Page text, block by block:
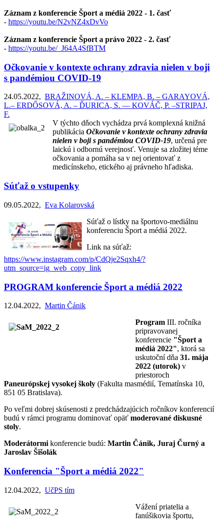
Záznam z konferencie Šport a médiá 2022 - 1. časť
- https://youtu.be/N2vNZ4xDvVo
Záznam z konferencie Šport a právo 2022 - 2. časť
- https://youtu.be/_J64A4SfBTM
Očkovanie v kontexte ochrany zdravia nielen v boji
s pandémiou COVID-19
24.05.2022, BRAŽINOVÁ, A. – KLEMPA, B. – GARAYOVÁ,
L.– ERDŐSOVÁ, A. – ĎURICA, S. –– KOVÁČ, P. –STRIPAJ,
F.
V týchto dňoch vychádza prvá komplexná knižná
publikácia Očkovanie v kontexte ochrany zdravia
nielen v boji s pandémiou COVID-19, určená pre
laickú i odbornú verejnosť. Venuje sa zložitej téme
očkovania a pomáha sa v nej orientovať z
medicínskeho, etického aj právneho hľadiska.
Súťaž o vstupenky
09.05.2022, Eva Kolarovská
Súťaž o lístky na športovo-mediálnu
konferenciu Šport a médiá 2022.
Link na súťaž:
https://www.instagram.com/p/CdQje2Sqxh4/?
utm_source=ig_web_copy_link
PROGRAM konferencie Šport a médiá 2022
12.04.2022, Martin Čánik
Program III. ročníka
pripravovanej
konferencie "Šport a
médiá 2022", ktorá sa
uskutoční dňa 31. mája
2022 (utorok) v
priestoroch
Paneurópskej vysokej školy (Fakulta masmédií, Tematínska 10,
851 05 Bratislava).
Po veľmi dobrej skúsenosti z predchádzajúcich ročníkov konferencií
budú v rámci programu dominovať opäť moderované diskusné
stoly.
Moderátormi konferencie budú: Martin Čánik, Juraj Čurný a
Jaroslav Šišolák
Konferencia "Šport a médiá 2022"
12.04.2022, UčPS tím
Vážení priatelia a
fanúšikovia športu,